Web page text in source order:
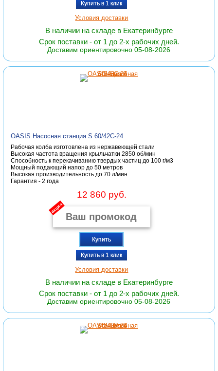
Купить в 1 клик
Условия доставки
В наличии на складе в Екатеринбурге
Срок поставки - от 1 до 2-х рабочих дней.
Доставим ориентировочно 05-08-2026
OASIS Насосная станция S 60/42С-24
Рабочая колба изготовлена из нержавеющей стали
Высокая частота вращения крыльчатки 2850 об/мин
Способность к перекачиванию твердых частиц до 100 г/м3
Мощный подающий напор до 50 метров
Высокая производительность до 70 л/мин
Гарантия - 2 года
12 860 руб.
акция
Купить
Купить в 1 клик
Условия доставки
В наличии на складе в Екатеринбурге
Срок поставки - от 1 до 2-х рабочих дней.
Доставим ориентировочно 05-08-2026